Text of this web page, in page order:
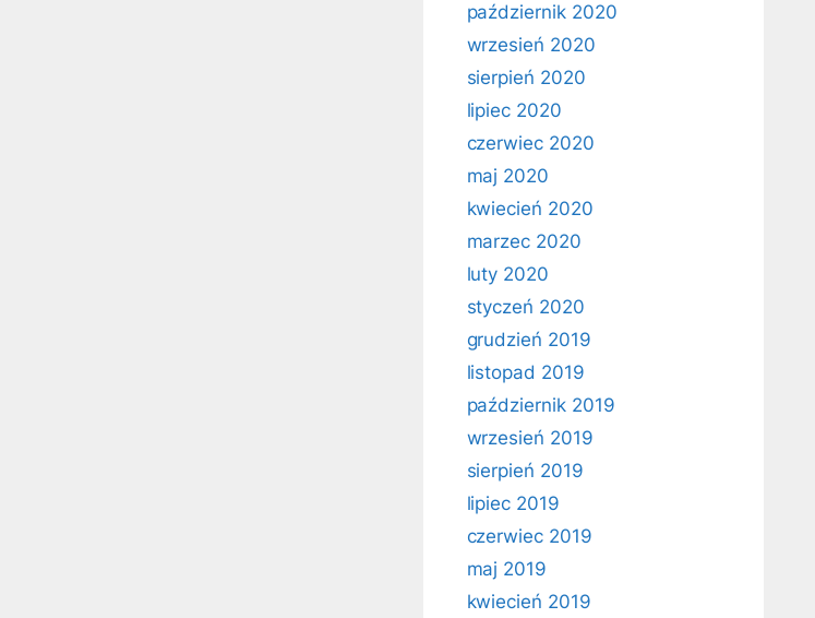
październik 2020
wrzesień 2020
sierpień 2020
lipiec 2020
czerwiec 2020
maj 2020
kwiecień 2020
marzec 2020
luty 2020
styczeń 2020
grudzień 2019
listopad 2019
październik 2019
wrzesień 2019
sierpień 2019
lipiec 2019
czerwiec 2019
maj 2019
kwiecień 2019